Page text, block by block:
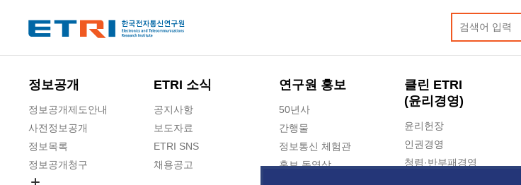
정보공개
정보공개제도안내
사전정보공개
정보목록
정보공개청구
ETRI 소식
공지사항
보도자료
ETRI SNS
채용공고
연구원 홍보
50년사
간행물
정보통신 체험관
홍보 동영상
클린 ETRI
(윤리경영)
윤리헌장
인권경영
청렴·반부패경영